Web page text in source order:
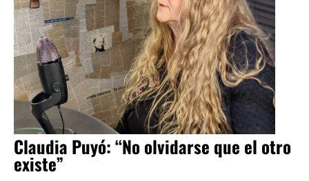
Claudia Puyó: “No olvidarse que el otro
existe”